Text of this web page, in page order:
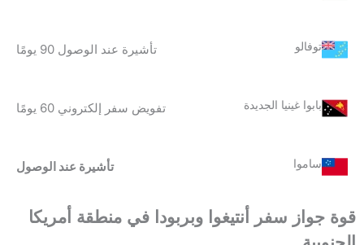
توفالو تأشيرة عند الوصول 90 يومًا
بابوا غينيا الجديدة تفويض سفر إلكتروني 60 يومًا
ساموا تأشيرة عند الوصول
قوة جواز سفر أنتيغوا وبربودا في منطقة أمريكا